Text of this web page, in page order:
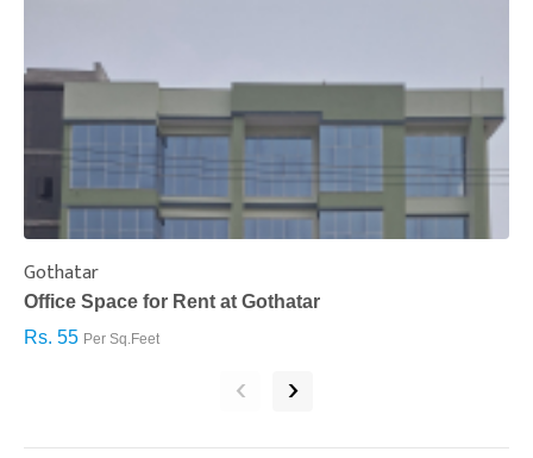
Gothatar
Office Space for Rent at Gothatar
Rs. 55 Per Sq.Feet
‹ ›